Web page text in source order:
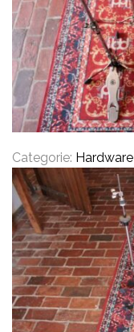
CYMBALS
PERCUSSIE
ACCESSOIRES
ONLINE SALE
DRUMSCHOOL
Categorie: Hardware